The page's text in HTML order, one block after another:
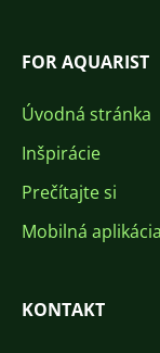
FOR AQUARIST
Úvodná stránka
Inšpirácie
Prečítajte si
Mobilná aplikácia
KONTAKT